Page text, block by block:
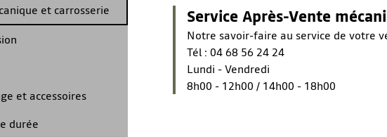
et carrosserie
et accessoires
durée
Service Après-Vente
Notre savoir-faire au service de votre
Tél : 04 68 56 24 24
Lundi - Vendredi
8h00 - 12h00 / 14h00 - 18h00